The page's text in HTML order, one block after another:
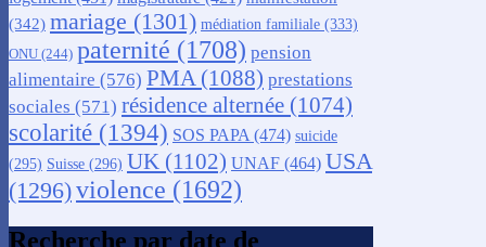
(342) mariage (1301) médiation familiale (333)
ONU (244) paternité (1708) pension
alimentaire (576) PMA(1088) prestations
sociales (571) résidence alternée (1074)
scolarité (1394) SOS PAPA(474) suicide
(295) Suisse (296) UK (1102) UNAF (464) USA
(1296)violence (1692)
Recherche par date de